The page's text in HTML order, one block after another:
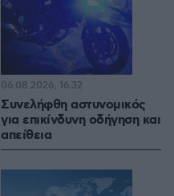
Συνελήφθη αστυνομικός
για επικίνδυνη οδήγηση και
απείθεια
06.08.2026, 16:32